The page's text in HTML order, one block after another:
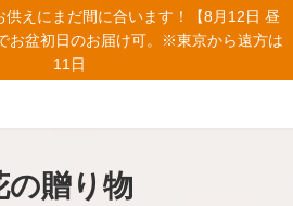
供えにまだ間に合います！【8月12日 昼
お盆初日のお届け可。※東京から遠方は
11日
贈り物